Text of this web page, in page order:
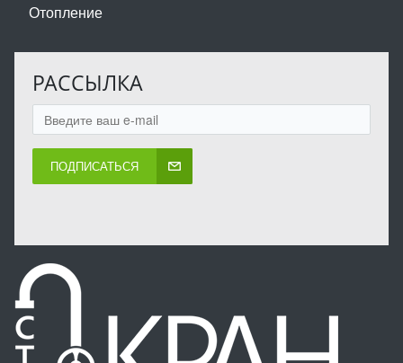
Отопление
РАССЫЛКА
ПОДПИСАТЬСЯ